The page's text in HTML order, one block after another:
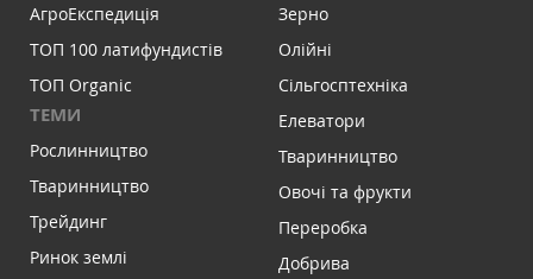
АгроЕкспедиція
ТОП 100 латифундистів
ТОП Organic
ТЕМИ
Рослинництво
Тваринництво
Трейдинг
Ринок землі
Зерно
Олійні
Сільгосптехніка
Елеватори
Тваринництво
Овочі та фрукти
Переробка
Добрива